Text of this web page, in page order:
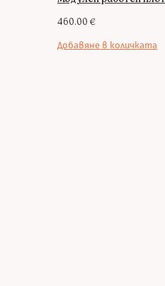
460.00 €
Добавяне в количката